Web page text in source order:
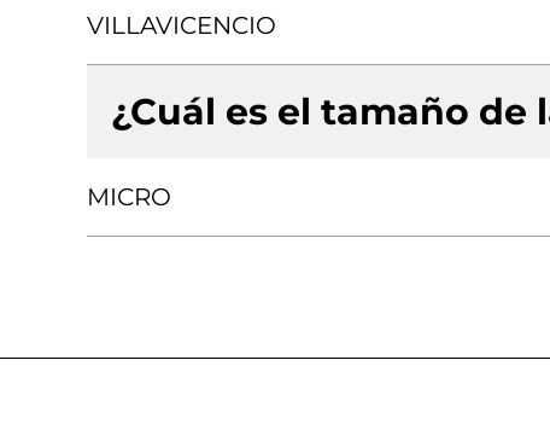
VILLAVICENCIO
¿Cuál es el tamaño de
MICRO